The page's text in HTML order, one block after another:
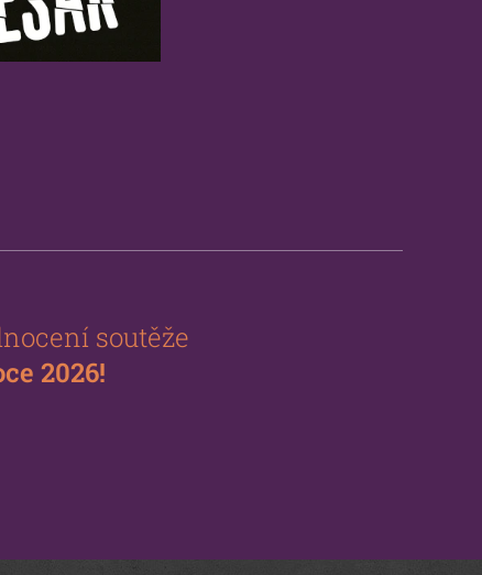
soutěže
2026!